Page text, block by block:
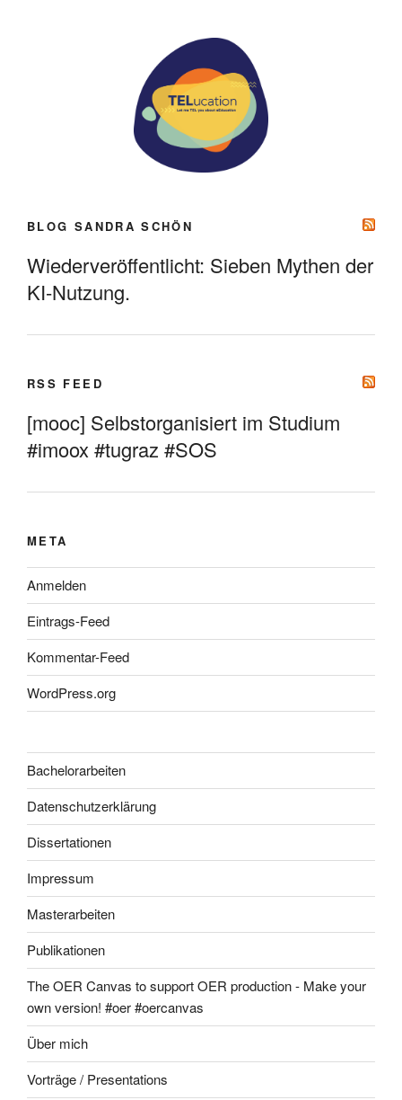
BLOG SANDRA SCHÖN
Wiederveröffentlicht: Sieben Mythen der
KI-Nutzung.
RSS FEED
[mooc] Selbstorganisiert im Studium
#imoox #tugraz #SOS
META
Anmelden
Eintrags-Feed
Kommentar-Feed
WordPress.org
Bachelorarbeiten
Datenschutzerklärung
Dissertationen
Impressum
Masterarbeiten
Publikationen
The OER Canvas to support OER production - Make your
own version! #oer #oercanvas
Über mich
Vorträge / Presentations